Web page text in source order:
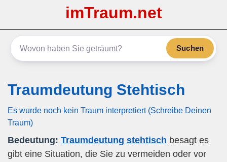
imTraum.net
Suchen
Traumdeutung Stehtisch
Es wurde noch kein Traum interpretiert (Schreibe Deinen
Traum)
Bedeutung: Traumdeutung stehtisch besagt es
gibt eine Situation, die Sie zu vermeiden oder vor